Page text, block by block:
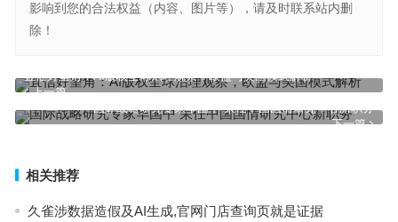
影响到您的合法权益（内容、图片等），请及时联系站内删
除！
上一篇
宜信好望角：AI版权全球治理观察，欧盟与美国模式解析
下一篇
国际战略研究专家华国中 荣任中国国情研究中心新职务
相关推荐
久雀涉数据造假及AI生成,官网门店查询页就是证据